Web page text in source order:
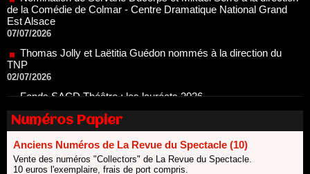
07/07/2026
Thomas Jolly et Laëtitia Guédon nommés à la direction du
TNP
02/07/2026
Fonds SACD Théâtre : les lauréats 2026
23/06/2026
Dispositif ARTCENA Écrire pour le cirque, les lauréats 2026 !
20/06/2026
Le palmarès des prix SACD 2026
18/06/2026
Les 10 lauréats du Fonds Grandes Formes Théâtre 2026
Numéros Papier
Anciens Numéros de La Revue du Spectacle (10)
Vente des numéros "Collectors" de La Revue du Spectacle.
10 euros l'exemplaire, frais de port compris.